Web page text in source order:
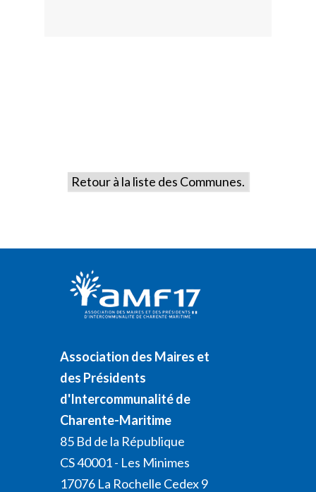
Retour à la liste des Communes.
Association des Maires et
des Présidents
d'Intercommunalité de
Charente-Maritime
85 Bd de la République
CS 40001 - Les Minimes
17076 La Rochelle Cedex 9